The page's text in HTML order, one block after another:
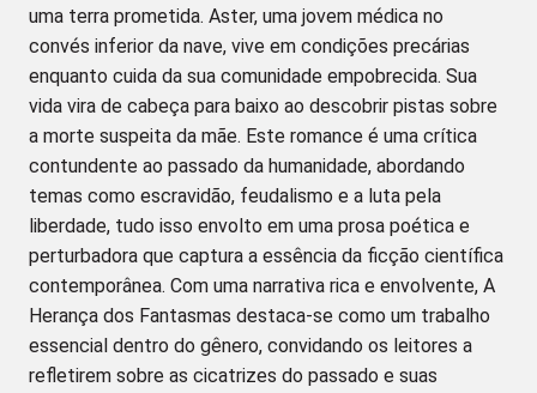
uma terra prometida. Aster, uma jovem médica no
convés inferior da nave, vive em condições precárias
enquanto cuida da sua comunidade empobrecida. Sua
vida vira de cabeça para baixo ao descobrir pistas sobre
a morte suspeita da mãe. Este romance é uma crítica
contundente ao passado da humanidade, abordando
temas como escravidão, feudalismo e a luta pela
liberdade, tudo isso envolto em uma prosa poética e
perturbadora que captura a essência da ficção científica
contemporânea. Com uma narrativa rica e envolvente, A
Herança dos Fantasmas destaca-se como um trabalho
essencial dentro do gênero, convidando os leitores a
refletirem sobre as cicatrizes do passado e suas